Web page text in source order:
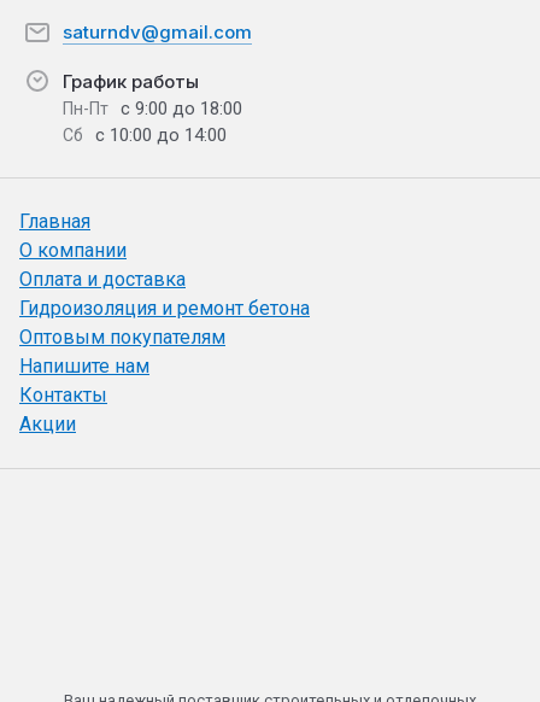
saturndv@gmail.com
График работы
Пн-Пт с 9:00 до 18:00
Сб с 10:00 до 14:00
Главная
О компании
Оплата и доставка
Гидроизоляция и ремонт бетона
Оптовым покупателям
Напишите нам
Контакты
Акции